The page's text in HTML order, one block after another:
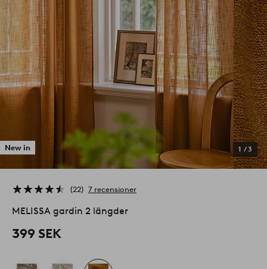
New in 1 /3
22 7 recensioner
MELISSA gardin 2 längder
399 SEK